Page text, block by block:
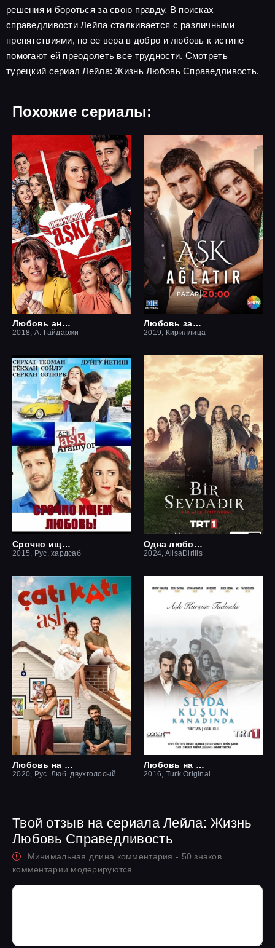
решения и бороться за свою правду. В поисках
справедливости Лейла сталкивается с различными
препятствиями, но ее вера в добро и любовь к истине
помогают ей преодолеть все трудности. Смотреть
турецкий сериал Лейла: Жизнь Любовь Справедливость.
Похожие сериалы:
Любовь ангелов
2018, А. Гайдаржи
Любовь заставит плакать
2019, Кириллица
Срочно ищем любовь
2015, Рус. хардсаб
Одна любовь
2024, AlisaDirilis
Любовь на крыше / Чердак любви
2020, Рус. Люб. двухголосый
Любовь на крыльях птицы
2016, Turk.Original
Твой отзыв на сериала Лейла: Жизнь
Любовь Справедливость
Минимальная длина комментария - 50 знаков.
комментарии модерируются